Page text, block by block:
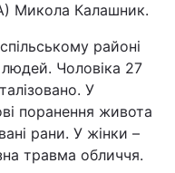
Микола Калашник.
районі
Чоловіка 27
У
поранення живота
рани. У жінки –
травма обличчя.